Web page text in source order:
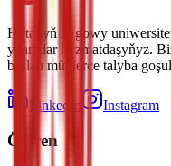
Hytaýyň iň gowy
ynamdar hyzmatdaşyňyz.
başlan müňlerçe talyba
LinkedIn Instagram
Öwren